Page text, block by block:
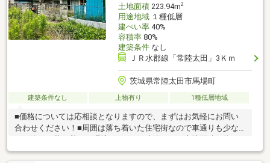
土地面積223.94m2
用途地域１種低層
建ぺい率40%
容積率80%
建築条件なし
ＪＲ水郡線「常陸太田」3Ｋｍ
茨城県常陸太田市馬場町
建築条件なし 上物有り 1種低層地域
■価格については応相談となりますので、まずはお気軽にお問い
合わせください！■周囲は落ち着いた住宅街なので車通りも少な
67.74坪とゆとりの広さになります。